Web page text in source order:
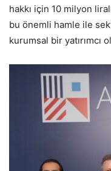
hakkı için 10 milyon
bu önemli hamle ile
kurumsal bir yatırımcı